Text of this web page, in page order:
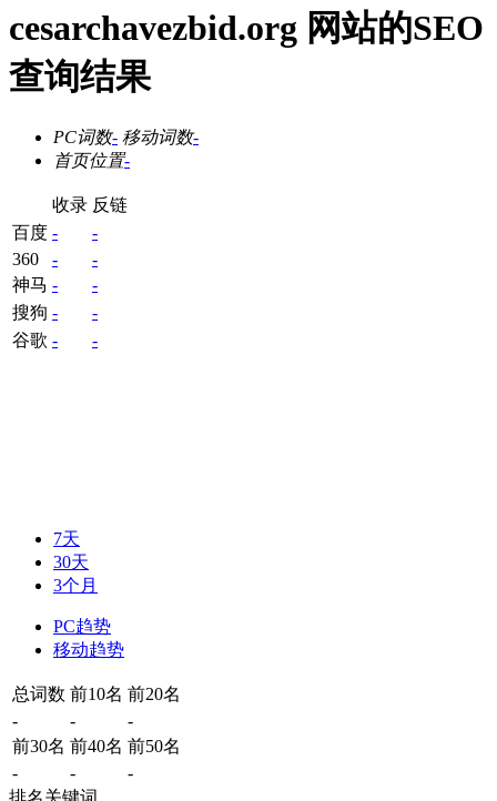
cesarchavezbid.org 网站的SEO
查询结果
PC词数- 移动词数-
首页位置-
收录 反链
百度 -
-
360
-
-
神马 -
-
搜狗 -
-
谷歌 - -
7天
30天
3个月
PC趋势
移动趋势
总词数 前10名 前20名
-
-
-
前30名 前40名 前50名
-
-
-
排名关键词